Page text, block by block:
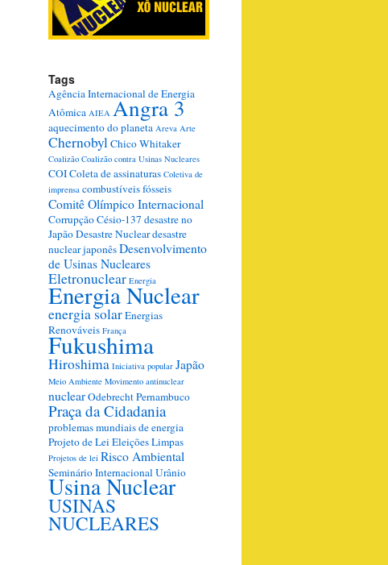
Tags
Agência Internacional de Energia
Atômica AIEA Angra 3
aquecimento do planeta Areva Arte
ChernobylChico Whitaker
Coalizão Coalizão contra Usinas Nucleares
COIColeta de assinaturas Coletiva de
imprensa combustíveis fósseis
Comitê Olímpico Internacional
CorrupçãoCésio-137 desastre no
JapãoDesastre Nucleardesastre
nuclear japonêsDesenvolvimento
de Usinas Nucleares
Eletronuclear Energia
Energia Nuclear
energia solarEnergias
Renováveis França
Fukushima
Hiroshima Iniciativa popular Japão
Meio Ambiente Movimento antinuclear
nuclearOdebrechtPernambuco
Praça da Cidadania
problemas mundiais de energia
Projeto de Lei Eleições Limpas
Projetos de lei Risco Ambiental
Seminário InternacionalUrânio
Usina Nuclear
USINAS
NUCLEARES